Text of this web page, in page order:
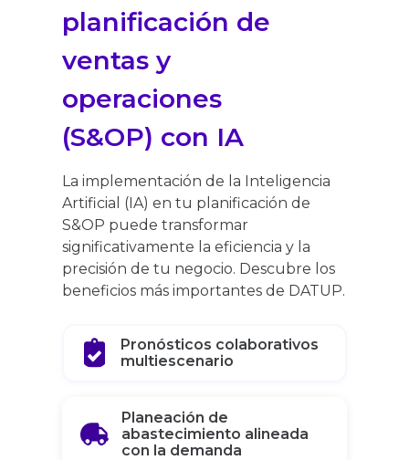
planificación de
ventas y
operaciones
(S&OP) con IA
La implementación de la Inteligencia
Artificial (IA) en tu planificación de
S&OP puede transformar
significativamente la eficiencia y la
precisión de tu negocio. Descubre los
beneficios más importantes de DATUP.
Pronósticos colaborativos
multiescenario
Planeación de
abastecimiento alineada
con la demanda